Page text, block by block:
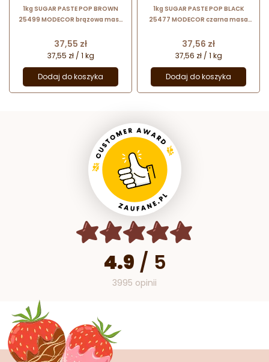
1kg SUGAR PASTE POP BROWN
25499 MODECOR brązowa masa
Cena
37,55 zł
37,55 zł / 1 kg
Dodaj do koszyka
1kg SUGAR PASTE POP BLACK
25477 MODECOR czarna masa
Cena
37,56 zł
37,56 zł / 1 kg
Dodaj do koszyka
4.9 / 5
3995 opinii